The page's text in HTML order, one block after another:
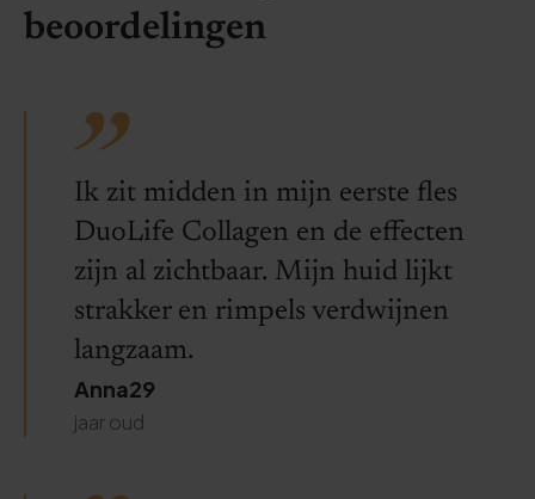
beoordelingen
Ik zit midden in mijn eerste fles
DuoLife Collagen en de effecten
zijn al zichtbaar. Mijn huid lijkt
strakker en rimpels verdwijnen
langzaam.
Anna29
jaar oud